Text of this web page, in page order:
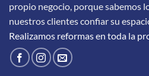
propio negocio, porque sabemos
nuestros clientes confiar su
Realizamos reformas en toda la